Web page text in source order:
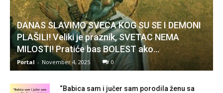
DANAS SLAVIMO SVECA KOG SU SE I DEMONI
PLAŠILI! Veliki je praznik, SVETAC NEMA
MILOSTI! Pratiće bas BOLEST ako…
Portal - November 4, 2025 0
“Babica sam i jučer sam porodila ženu sa